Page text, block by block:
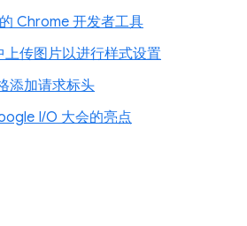
Chrome 开发者工具
上传图片以进行样式设置
添加请求标头
I/O 大会的亮点